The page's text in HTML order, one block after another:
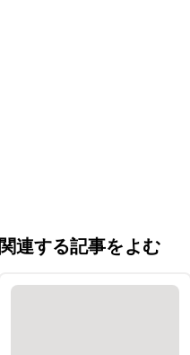
関連する記事をよむ